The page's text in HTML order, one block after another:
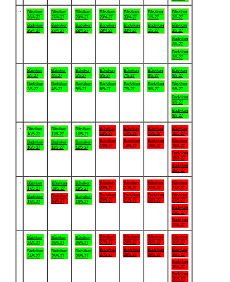
Båtviken
26/4-27
Badviken
26/4-27
Båtviken
27/4-27
Badviken
27/4-27
Båtviken
28/4-27
Badviken
28/4-27
Båtviken
29/4-27
Badviken
29/4-27
Båtviken
30/4-27
Badviken
30/4-27
Båtviken
1/5-27
Badviken
1/5-27
Båtviken
2/5-27
Båtviken
2/5-27
Badviken
2/5-27
Badviken
2/5-27
Båtviken
3/5-27
Badviken
3/5-27
Båtviken
4/5-27
Badviken
4/5-27
Båtviken
5/5-27
Badviken
5/5-27
Båtviken
6/5-27
Badviken
6/5-27
Båtviken
7/5-27
Badviken
7/5-27
Båtviken
8/5-27
Badviken
8/5-27
Båtviken
9/5-27
Båtviken
9/5-27
Badviken
9/5-27
Badviken
9/5-27
Båtviken
10/5-27
Badviken
10/5-27
Båtviken
11/5-27
Badviken
11/5-27
Båtviken
12/5-27
Badviken
12/5-27
Båtviken
13/5-27
Badviken
13/5-27
Båtviken
14/5-27
Badviken
14/5-27
Båtviken
15/5-27
Badviken
15/5-27
Båtviken
16/5-27
Båtviken
16/5-27
Badviken
16/5-27
Badviken
16/5-27
Båtviken
17/5-27
Badviken
17/5-27
Båtviken
18/5-27
Badviken
18/5-27
Båtviken
19/5-27
Badviken
19/5-27
Båtviken
20/5-27
Badviken
20/5-27
Båtviken
21/5-27
Badviken
21/5-27
Båtviken
22/5-27
Badviken
22/5-27
Båtviken
23/5-27
Båtviken
23/5-27
Badviken
23/5-27
Badviken
23/5-27
Båtviken
24/5-27
Badviken
24/5-27
Båtviken
25/5-27
Badviken
25/5-27
Båtviken
26/5-27
Badviken
26/5-27
Båtviken
27/5-27
Badviken
27/5-27
Båtviken
28/5-27
Badviken
28/5-27
Båtviken
29/5-27
Badviken
29/5-27
Båtviken
30/5-27
Båtviken
30/5-27
Badviken
30/5-27
Badviken
30/5-27